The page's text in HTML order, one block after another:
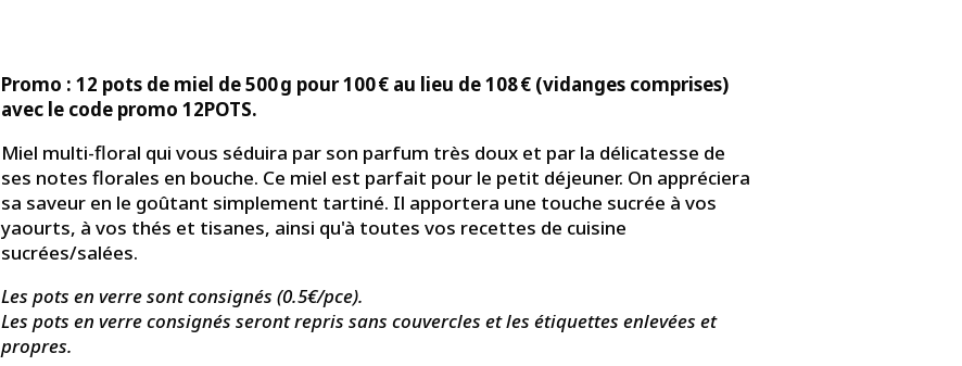
Promo : 12 pots de miel de 500 g pour 100 € au lieu de 108 € (vidanges comprises)
avec le code promo 12POTS.
Miel multi-floral qui vous séduira par son parfum très doux et par la délicatesse de
ses notes florales en bouche. Ce miel est parfait pour le petit déjeuner. On appréciera
sa saveur en le goûtant simplement tartiné. Il apportera une touche sucrée à vos
yaourts, à vos thés et tisanes, ainsi qu'à toutes vos recettes de cuisine
sucrées/salées.
Les pots en verre sont consignés (0.5€/pce).
Les pots en verre consignés seront repris sans couvercles et les étiquettes enlevées et
propres.